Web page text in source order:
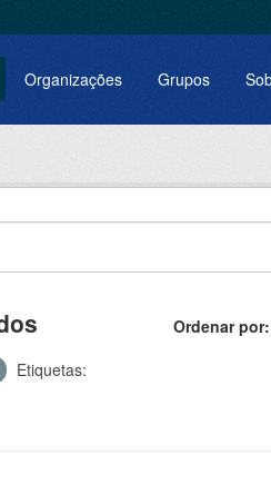
Organizações Grupos
Ordenar por
Etiquetas: